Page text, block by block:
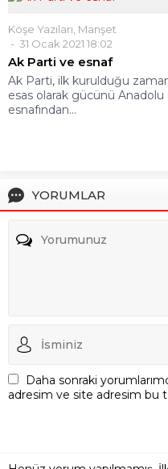
Köşe Yazıları Manşet
31 Ocak 2021 18:02
Ak Parti ve esnaf
Ak Parti, ilk kurulduğu
esas olarak gücünü Anadolu
esnafından...
YORUMLAR
Daha sonraki
adresim ve site adresim bu